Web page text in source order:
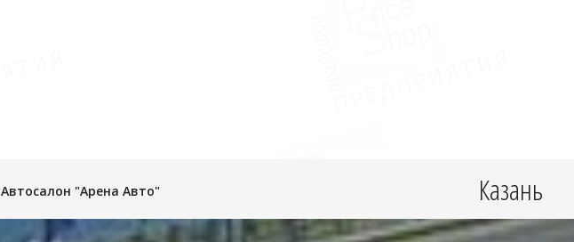
Автосалон "Арена Авто" Казань